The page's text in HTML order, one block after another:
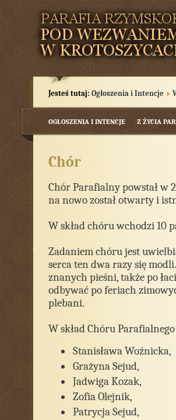
Jesteś tutaj: Ogłoszenia i Intencje
OGŁOSZENIA I INTENCJE Z ŻYCIA
Chór
Chór Parafialny powstał w
na nowo został otwarty i
W skład chóru wchodzi 10
Zadaniem chóru jest
serca ten dwa razy się
znanych pieśni, także po
odbywać po feriach
plebani.
W skład Chóru
Stanisława Woźnicka,
Grażyna Sejud,
Jadwiga Kozak,
Zofia Olejnik,
Patrycja Sejud,